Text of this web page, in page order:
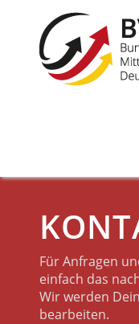
Für Anfragen
einfach das
Wir werden
bearbeiten.